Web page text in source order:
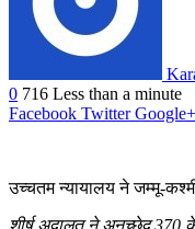
0 716 Less than a minute
Facebook Twitter Google+
उच्चतम न्यायालय ने जम्मू-
शीर्ष अदालत ने अनुच्छेद 370